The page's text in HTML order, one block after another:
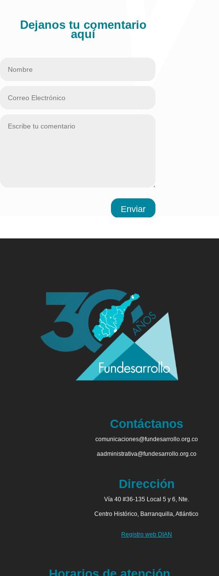
Dejanos tu comentario
aquí
Enviar
Contáctanos
comunicaciones@fundesarrollo.org.co
aadministrativa@fundesarrollo.org.co
Dirección
Vía 40 #36-135 Local 5 y 6, Nte.
Centro Histórico, Barranquilla, Atlántico
Registro web DIAN